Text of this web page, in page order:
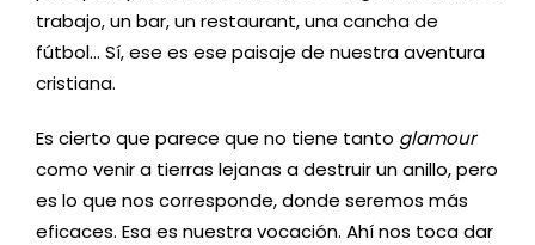
trabajo, un bar, un restaurant, una cancha de
fútbol… Sí, ese es ese paisaje de nuestra aventura
cristiana.
Es cierto que parece que no tiene tanto glamour
como venir a tierras lejanas a destruir un anillo, pero
es lo que nos corresponde, donde seremos más
eficaces. Esa es nuestra vocación. Ahí nos toca dar